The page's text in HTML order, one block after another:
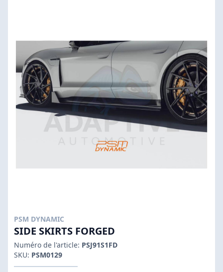
PSM DYNAMIC
SIDE SKIRTS FORGED
Numéro de l'article: PSJ91S1FD
SKU: PSM0129